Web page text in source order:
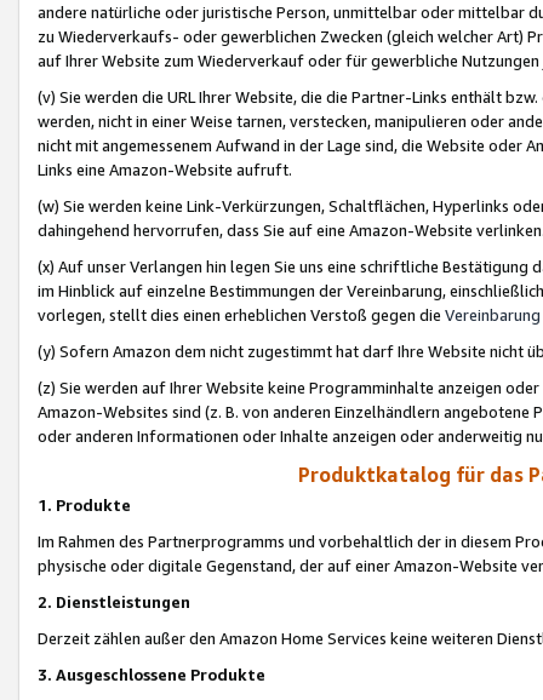
andere natürliche oder juristische Person, unmittelbar oder mittelbar
zu Wiederverkaufs- oder gewerblichen Zwecken (gleich welcher Art)
auf Ihrer Website zum Wiederverkauf oder für gewerbliche
(v) Sie werden die URL Ihrer Website, die die Partner-Links enthält
werden, nicht in einer Weise tarnen, verstecken, manipulieren oder
nicht mit angemessenem Aufwand in der Lage sind, die Website oder
Links eine Amazon-Website aufruft.
(w) Sie werden keine Link-Verkürzungen, Schaltflächen, Hyperlinks
dahingehend hervorrufen, dass Sie auf eine Amazon-Website
(x) Auf unser Verlangen hin legen Sie uns eine schriftliche
im Hinblick auf einzelne Bestimmungen der Vereinbarung,
vorlegen, stellt dies einen erheblichen Verstoß gegen die Vereinbarung
(y) Sofern Amazon dem nicht zugestimmt hat darf Ihre Website nicht
(z) Sie werden auf Ihrer Website keine Programminhalte anzeigen
Amazon-Websites sind (z. B. von anderen Einzelhändlern
oder anderen Informationen oder Inhalte anzeigen oder anderweitig
Produktkatalog für das
1. Produkte
Im Rahmen des Partnerprogramms und vorbehaltlich der in diesem
physische oder digitale Gegenstand, der auf einer Amazon-Website
2. Dienstleistungen
Derzeit zählen außer den Amazon Home Services keine weiteren
3. Ausgeschlossene Produkte